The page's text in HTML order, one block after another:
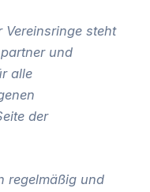
Vereinsringe steht
und
alle
der
regelmäßig und